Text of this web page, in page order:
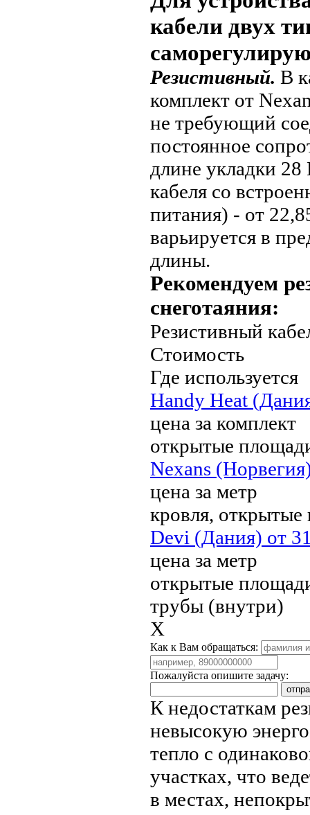
кабели двух
Резистивный. В
комплект от
не требующий
постоянное
длине укладки
кабеля со
питания) - от
варьируется в
длины.
Рекомендуем
снеготаяния:
Резистивный
Стоимость
Где используется
Handy Heat
цена за комплект
открытые
Nexans
цена за метр
кровля,
Devi (Дания) от
цена за метр
открытые
трубы (внутри)
X
Как к Вам обращаться:
Пожалуйста опишите задачу:
К недостаткам
невысокую
тепло с
участках, что
в местах,